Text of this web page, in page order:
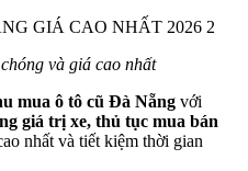
và giá cao nhất
mua ô tô cũ Đà Nẵng với
giá trị xe, thủ tục mua bán
nhất và tiết kiệm thời gian